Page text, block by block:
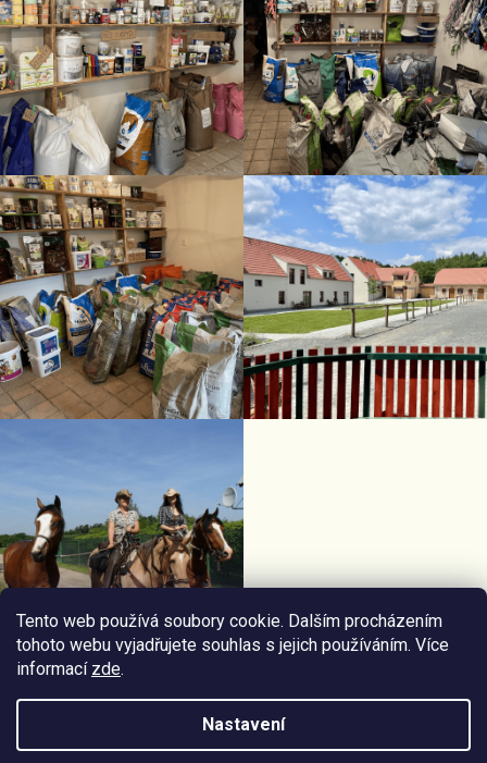
Tento web používá soubory cookie. Dalším procházením
tohoto webu vyjadřujete souhlas s jejich používáním. Více
informací zde.
Nastavení